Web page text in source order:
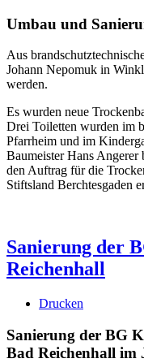
Umbau und
Aus
Johann Nepomuk in
werden.
Es wurden neue
Drei Toiletten wurden im
Pfarrheim und im
Baumeister Hans Angerer
den Auftrag für die
Stiftsland Berchtesgaden
Sanierung der
Reichenhall
Drucken
Sanierung der BG
Bad Reichenhall im